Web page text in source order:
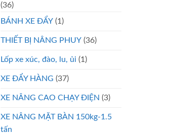
(36)
BÁNH XE ĐẨY (1)
THIẾT BỊ NÂNG PHUY (36)
Lốp xe xúc, đào, lu, ủi (1)
XE ĐẨY HÀNG (37)
XE NÂNG CAO CHẠY ĐIỆN (3)
XE NÂNG MẶT BÀN 150kg-1.5
tấn